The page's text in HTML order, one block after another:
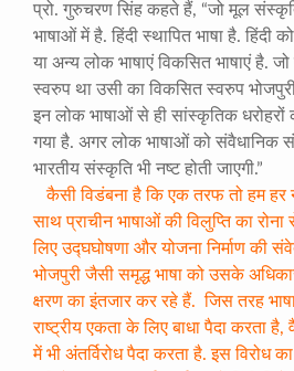
प्रो. गुरुचरण सिंह कहते हैं, “जो मूल
भाषाओं में है. हिंदी स्थापित भाषा है. हिंदी
या अन्य लोक भाषाएं विकसित भाषाएं है.
स्वरुप था उसी का विकसित स्वरुप
इन लोक भाषाओं से ही सांस्कृतिक धरोहरों
गया है. अगर लोक भाषाओं को संवैधानिक
भारतीय संस्कृति भी नष्ट होती जाएगी.”
कैसी विडंबना है कि एक तरफ तो हम
साथ प्राचीन भाषाओं की विलुप्ति का
लिए उद्घघोषणा और योजना निर्माण की
भोजपुरी जैसी समृद्ध भाषा को उसके
क्षरण का इंतजार कर रहे हैं. जिस तरह
राष्ट्रीय एकता के लिए बाधा पैदा करता
में भी अंतर्विरोध पैदा करता है. इस विरोध